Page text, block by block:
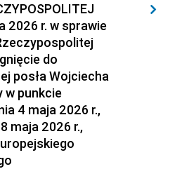
2026 r. w sprawie
do
posła Wojciecha
w punkcie
4 maja 2026 r.,
maja 2026 r.,